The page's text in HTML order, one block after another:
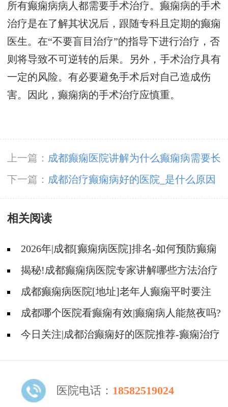
所有癫痫病病人都需要手术治疗。癫痫病的手术
治疗是在了解其状况后，跟随专科且定期的癫痫
医生。在“不要盲目治疗”的指导下进行治疗，否
则将导致不可逆转的后果。另外，手术治疗具有
一定的风险。有必要避免手术后对自己造成伤
害。因此，癫痫病的手术治疗应慎重。
上一篇： 成都癫痫医院讲解为什么癫痫病需要长
期服药治疗?
下一篇： 成都治疗癫痫病好的医院_是什么原因
导致癫痫?
相关阅读
2026年|成都[癫痫病医院]排名-如何预防癫痫
治疗走入误区?
揭秘!成都癫痫病医院专家讲解哪些方法治疗
癫痫好?
成都癫痫病医院[地址]老年人癫痫平时要注
意什么?
成都哪个医院看癫痫有效|癫痫病人能熬夜吗?
今日关注|成都治癫痫好的医院推荐-癫痫治疗
医院电话： 18582519024